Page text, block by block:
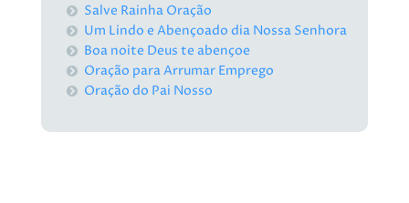
Salve Rainha Oração
Um Lindo e Abençoado dia Nossa Senhora
Boa noite Deus te abençoe
Oração para Arrumar Emprego
Oração do Pai Nosso